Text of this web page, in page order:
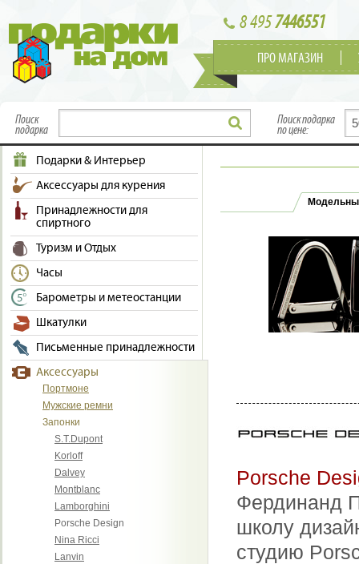
8 4957446551
ПРО МАГАЗИН
Поиск
подарка
Поиск подарка
по цене:
Подарки & Интерьер
Аксессуары для курения
Принадлежности для
спиртного
Туризм и Отдых
Часы
Барометры и метеостанции
Шкатулки
Письменные принадлежности
Аксессуары
Портмоне
Мужские ремни
Запонки
S.T.Dupont
Korloff
Dalvey
Montblanc
Lamborghini
Porsche Design
Nina Ricci
Lanvin
Porsche
Фердинанд
школу
студию